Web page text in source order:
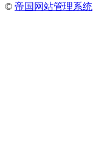
© 帝国网站管理系统